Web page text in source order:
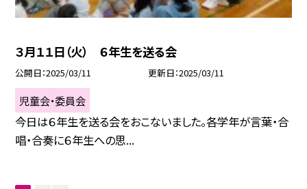
３月１１日（火） ６年生を送る会
公開日 2025/03/11 更新日 2025/03/11
児童会・委員会
今日は６年生を送る会をおこないました。各学年が言葉・合
唱・合奏に６年生への思...